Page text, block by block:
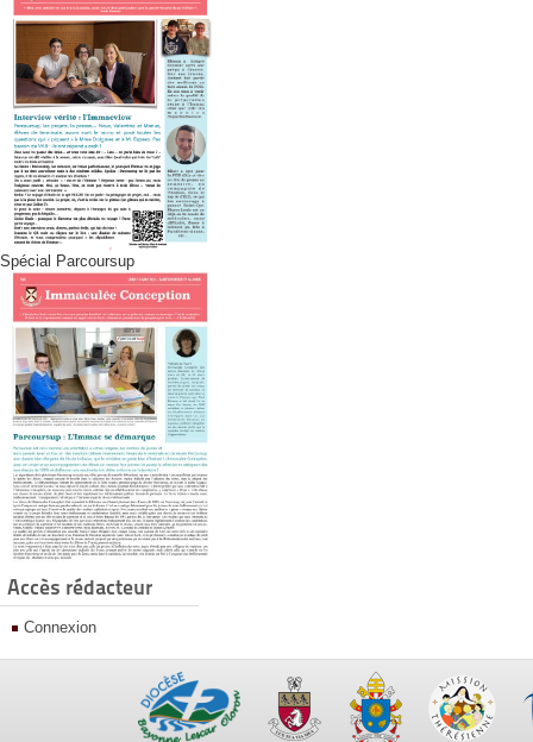
Spécial Parcoursup
Accès rédacteur
Connexion